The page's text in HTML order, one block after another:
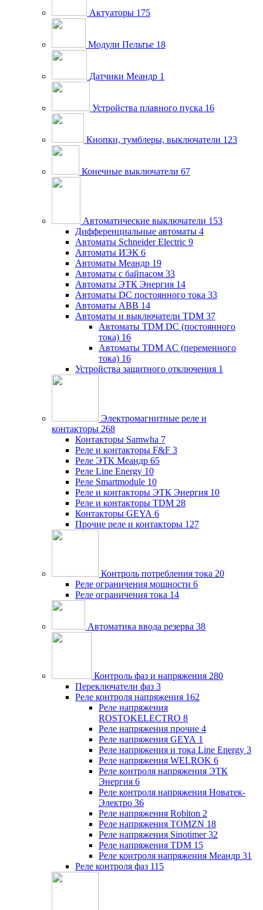
Актуаторы 175
Модули Пельтье 18
Датчики Меандр 1
Устройства плавного пуска 16
Кнопки, тумблеры, выключатели 123
Конечные выключатели 67
Автоматические выключатели 153
Дифференциальные автоматы 4
Автоматы Schneider Electric 9
Автоматы ИЭК 6
Автоматы Меандр 19
Автоматы с байпасом 33
Автоматы ЭТК Энергия 14
Автоматы DC постоянного тока 33
Автоматы ABB 14
Автоматы и выключатели TDM 37
Автоматы TDM DC (постоянного
тока) 16
Автоматы TDM AC (переменного
тока) 16
Устройства защитного отключения 1
Электромагнитные реле и
контакторы 268
Контакторы Samwha 7
Реле и контакторы F&F 3
Реле ЭТК Меандр 65
Реле Line Energy 10
Реле Smartmodule 10
Реле и контакторы ЭТК Энергия 10
Реле и контакторы TDM 28
Контакторы GEYA 6
Прочие реле и контакторы 127
Контроль потребления тока 20
Реле ограничения мощности 6
Реле ограничения тока 14
Автоматика ввода резерва 38
Контроль фаз и напряжения 280
Переключатели фаз 3
Реле контроля напряжения 162
Реле напряжения
ROSTOKELECTRO 8
Реле напряжения прочие 4
Реле напряжения GEYA 1
Реле напряжения и тока Line Energy 3
Реле напряжения WELROK 6
Реле контроля напряжения ЭТК
Энергия 6
Реле контроля напряжения Новатек-
Электро 36
Реле напряжения Robiton 2
Реле напряжения TOMZN 18
Реле напряжения Sinotimer 32
Реле напряжения TDM 15
Реле контроля напряжения Меандр 31
Реле контроля фаз 115